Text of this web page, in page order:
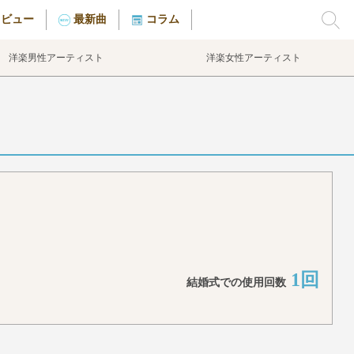
ュー 最新曲 コラム
洋楽男性アーティスト 洋楽女性アーティスト
結婚式での使用回数 1回